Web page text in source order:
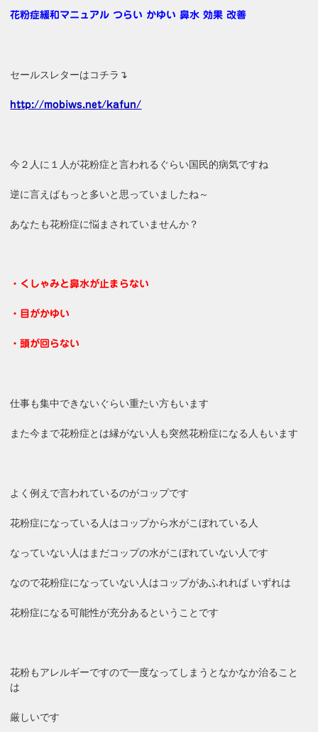
花粉症緩和マニュアル つらい かゆい 鼻水 効果 改善
セールスレターはコチラ↴
http://mobiws.net/kafun/
今２人に１人が花粉症と言われるぐらい国民的病気ですね
逆に言えばもっと多いと思っていましたね～
あなたも花粉症に悩まされていませんか？
・くしゃみと鼻水が止まらない
・目がかゆい
・頭が回らない
仕事も集中できないぐらい重たい方もいます
また今まで花粉症とは縁がない人も突然花粉症になる人もいます
よく例えで言われているのがコップです
花粉症になっている人はコップから水がこぼれている人
なっていない人はまだコップの水がこぼれていない人です
なので花粉症になっていない人はコップがあふれれば いずれは
花粉症になる可能性が充分あるということです
花粉もアレルギーですので一度なってしまうとなかなか治ること
は
厳しいです